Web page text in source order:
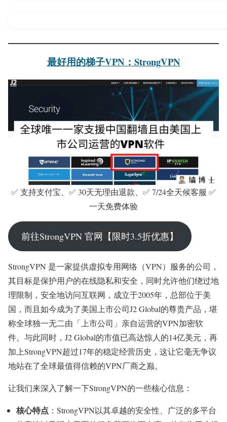
最好用的梯子VPN：StrongVPN
✅ 支持支付宝、✅ 30天无理由退款、✅ 7/24全天候客服 ✅
一天免费体验
前往StrongVPN 官网【限时3.5折优惠】
StrongVPN 是一家提供虚拟专用网络（VPN）服务的公司，
其目标是保护用户的在线隐私和安全，同时允许他们绕过地
理限制，安全地访问互联网，成立于2005年，总部位于美
国，而且如今成为了美国上市公司J2 Global的尊贵产品，堪
称全球独一无二由「上市公司」亲自运营的VPN加密软
件。与此同时，J2 Global的市值已高达惊人的14亿美元，再
加上StrongVPN超过17年的稳定经营历史，这让它毫无争议
地站在了全球最值得信赖的VPN厂商之巅。
让我们来深入了解一下StrongVPN的一些核心信息：
核心特点 ：StrongVPN以其卓越的安全性、广泛的多平台